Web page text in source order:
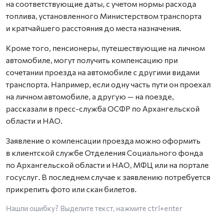
на соответствующие даты, с учетом нормы расхода
топлива, установленного Министерством транспорта
и кратчайшего расстояния до места назначения.
Кроме того, пенсионеры, путешествующие на личном
автомобиле, могут получить компенсацию при
сочетании проезда на автомобиле с другими видами
транспорта. Например, если одну часть пути он проехал
на личном автомобиле, а другую — на поезде,
рассказали в пресс-служба ОСФР по Архангельской
области и НАО.
Заявление о компенсации проезда можно оформить
в клиентской службе Отделения Социального фонда
по Архангельской области и НАО, МФЦ или на портале
госуслуг. В последнем случае к заявлению потребуется
прикрепить фото или скан билетов.
Нашли ошибку? Выделите текст, нажмите ctrl+enter